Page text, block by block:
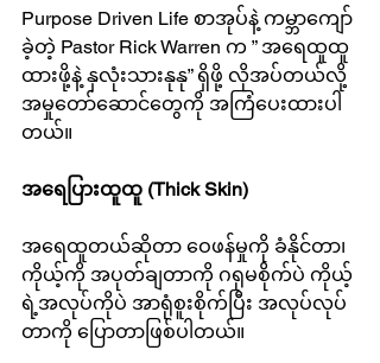
Purpose Driven Life စာအုပ်နဲ့ ကမ္ဘာကျော်
ခဲ့တဲ့ Pastor Rick Warren က ” အရေထူထူ
ထားဖို့နဲ့ နှလုံးသားနုနု” ရှိဖို့ လိုအပ်တယ်လို့
အမှုတော်ဆောင်တွေကို အကြံပေးထားပါ
တယ်။
အရေပြားထူထူ (Thick Skin)
အရေထူတယ်ဆိုတာ ဝေဖန်မှုကို ခံနိုင်တာ၊
ကိုယ့်ကို အပုတ်ချတာကို ဂရုမစိုက်ပဲ ကိုယ့်
ရဲ့အလုပ်ကိုပဲ အာရုံစူးစိုက်ပြီး အလုပ်လုပ်
တာကို ပြောတာဖြစ်ပါတယ်။